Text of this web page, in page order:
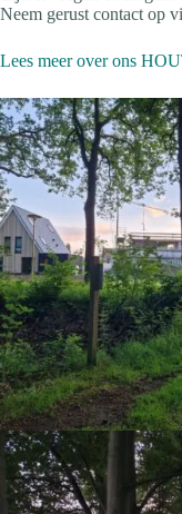
Neem gerust contact op
Lees meer over ons